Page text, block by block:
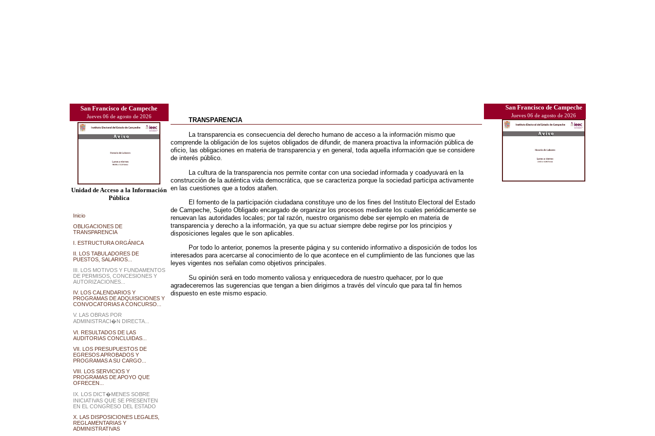
San Francisco de Campeche
Jueves 06 de agosto de 2026
Unidad de Acceso a la Información
Pública
Inicio
OBLIGACIONES DE
TRANSPARENCIA
I. ESTRUCTURA ORGÁNICA
II. LOS TABULADORES DE
PUESTOS, SALARIOS...
III. LOS MOTIVOS Y FUNDAMENTOS
DE PERMISOS, CONCESIONES Y
AUTORIZACIONES...
IV. LOS CALENDARIOS Y
PROGRAMAS DE ADQUISICIONES Y
CONVOCATORIAS A CONCURSO...
V. LAS OBRAS POR
ADMINISTRACI�N DIRECTA...
VI. RESULTADOS DE LAS
AUDITORIAS CONCLUIDAS...
VII. LOS PRESUPUESTOS DE
EGRESOS APROBADOS Y
PROGRAMAS A SU CARGO...
VIII. LOS SERVICIOS Y
PROGRAMAS DE APOYO QUE
OFRECEN...
IX. LOS DICT�MENES SOBRE
INICIATIVAS QUE SE PRESENTEN
EN EL CONGRESO DEL ESTADO
X. LAS DISPOSICIONES LEGALES,
REGLAMENTARIAS Y
ADMINISTRATIVAS
TRANSPARENCIA
La transparencia es consecuencia del derecho humano de acceso a la información mismo que
comprende la obligación de los sujetos obligados de difundir, de manera proactiva la información pública de
oficio, las obligaciones en materia de transparencia y en general, toda aquella información que se considere
de interés público.
La cultura de la transparencia nos permite contar con una sociedad informada y coadyuvará en la
construcción de la auténtica vida democrática, que se caracteriza porque la sociedad participa activamente
en las cuestiones que a todos atañen.
El fomento de la participación ciudadana constituye uno de los fines del Instituto Electoral del Estado
de Campeche, Sujeto Obligado encargado de organizar los procesos mediante los cuales periódicamente se
renuevan las autoridades locales; por tal razón, nuestro organismo debe ser ejemplo en materia de
transparencia y derecho a la información, ya que su actuar siempre debe regirse por los principios y
disposiciones legales que le son aplicables.
Por todo lo anterior, ponemos la presente página y su contenido informativo a disposición de todos los
interesados para acercarse al conocimiento de lo que acontece en el cumplimiento de las funciones que las
leyes vigentes nos señalan como objetivos principales.
Su opinión será en todo momento valiosa y enriquecedora de nuestro quehacer, por lo que
agradeceremos las sugerencias que tengan a bien dirigirnos a través del vínculo que para tal fin hemos
dispuesto en este mismo espacio.
San Francisco de Campeche
Jueves 06 de agosto de 2026